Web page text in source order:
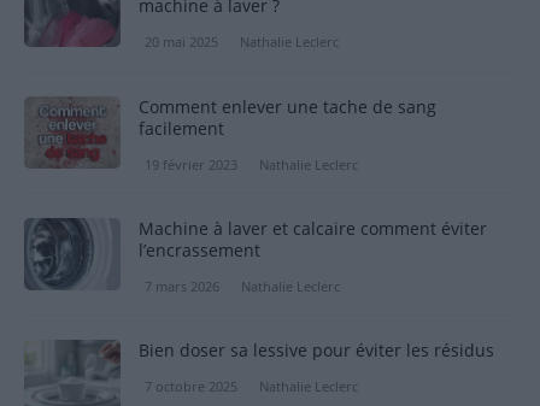
machine à laver ?
20 mai 2025 Nathalie Leclerc
Comment enlever une tache de sang
facilement
19 février 2023 Nathalie Leclerc
Machine à laver et calcaire comment éviter
l’encrassement
7 mars 2026 Nathalie Leclerc
Bien doser sa lessive pour éviter les résidus
7 octobre 2025 Nathalie Leclerc